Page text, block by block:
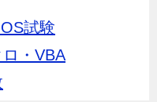
試験
・VBA